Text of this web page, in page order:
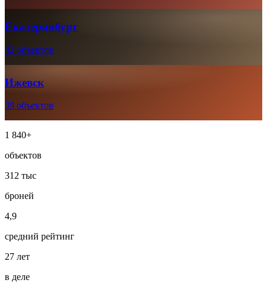
Екатеринбург
42 объектов
Ижевск
39 объектов
1 840+
объектов
312 тыс
броней
4,9
средний рейтинг
27 лет
в деле